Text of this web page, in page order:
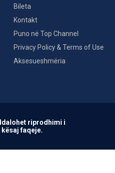
Bileta
Kontakt
Puno në Top Channel
Privacy Policy & Terms of Use
Aksesueshmëria
riprodhimi i
faqeje.